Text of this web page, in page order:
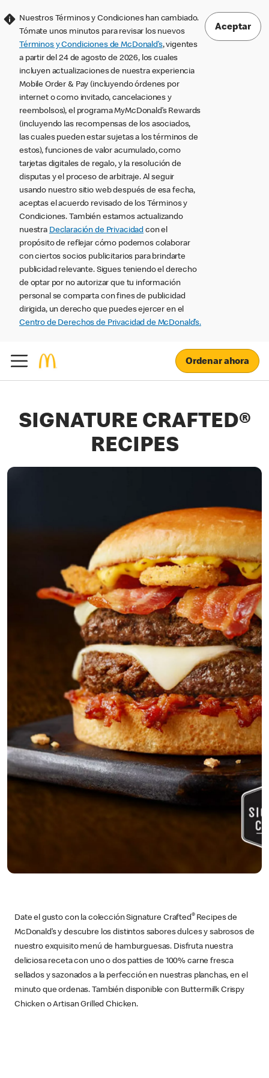
Nuestros Términos y Condiciones han cambiado.
Tómate unos minutos para revisar los nuevos
Términos y Condiciones de McDonald’s, vigentes
a partir del 24 de agosto de 2026, los cuales
incluyen actualizaciones de nuestra experiencia
Mobile Order & Pay (incluyendo órdenes por
internet o como invitado, cancelaciones y
reembolsos), el programa MyMcDonald’s Rewards
(incluyendo las recompensas de los asociados,
las cuales pueden estar sujetas a los términos de
estos), funciones de valor acumulado, como
tarjetas digitales de regalo, y la resolución de
disputas y el proceso de arbitraje. Al seguir
usando nuestro sitio web después de esa fecha,
aceptas el acuerdo revisado de los Términos y
Condiciones. También estamos actualizando
nuestra Declaración de Privacidad con el
propósito de reflejar cómo podemos colaborar
con ciertos socios publicitarios para brindarte
publicidad relevante. Sigues teniendo el derecho
de optar por no autorizar que tu información
personal se comparta con fines de publicidad
dirigida, un derecho que puedes ejercer en el
Centro de Derechos de Privacidad de McDonald’s.
Aceptar
Ordenar ahora
SIGNATURE CRAFTED®
RECIPES
Date el gusto con la colección Signature Crafted ® Recipes de
McDonald’s y descubre los distintos sabores dulces y sabrosos de
nuestro exquisito menú de hamburguesas. Disfruta nuestra
deliciosa receta con uno o dos patties de 100% carne fresca
sellados y sazonados a la perfección en nuestras planchas, en el
minuto que ordenas. También disponible con Buttermilk Crispy
Chicken o Artisan Grilled Chicken.